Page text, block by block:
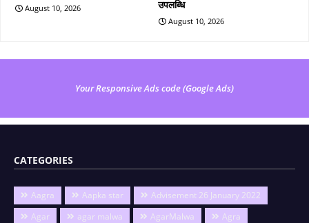
August 10, 2026 उपलब्धि
August 10, 2026
Your Responsive Ads code (Google Ads)
CATEGORIES
Aagra Aapka star
Advisement 26 January 2022
Agar
agar malwa AgarMalwa
Agra